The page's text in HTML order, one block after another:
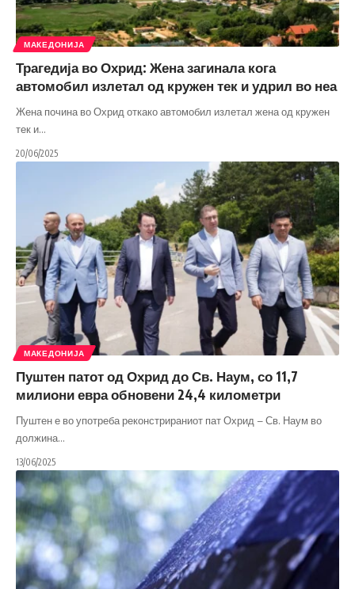
МАКЕДОНИЈА
Трагедија во Охрид: Жена загинала кога
автомобил излетал од кружен тек и удрил во неа
Жена почина во Охрид откако автомобил излетал жена од кружен
тек и…
20/06/2025
МАКЕДОНИЈА
Пуштен патот од Охрид до Св. Наум, со 11,7
милиони евра обновени 24,4 километри
Пуштен е во употреба реконстрираниот пат Охрид – Св. Наум во
должина…
13/06/2025